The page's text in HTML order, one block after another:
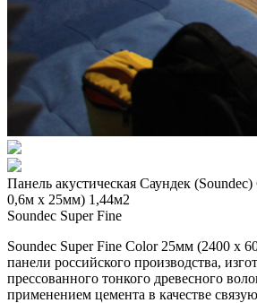
Панель акустическая Саундек
0,6м х 25мм) 1,44м2
Soundec Super Fine
Soundec Super Fine Color 25мм (2400 x
панели российского производства,
прессованного тонкого древесного
применением цемента в качестве